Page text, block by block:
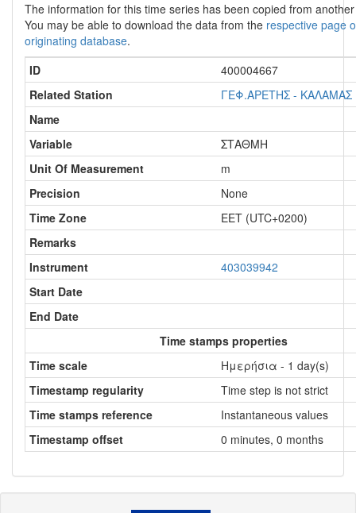
The information for this time series has been copied from
You may be able to download the data from the respective page
originating database.
ID
400004667
Related Station
ΓΕΦ.ΑΡΕΤΗΣ - ΚΑΛΑΜΑΣ
Name
Variable
ΣΤΑΘΜΗ
Unit Of Measurement
m
Precision
None
Time Zone
EET (UTC+0200)
Remarks
Instrument
403039942
Start Date
End Date
Time stamps properties
Time scale
Ημερήσια - 1 day(s)
Timestamp regularity
Time step is not strict
Time stamps reference
Instantaneous values
Timestamp offset
0 minutes, 0 months